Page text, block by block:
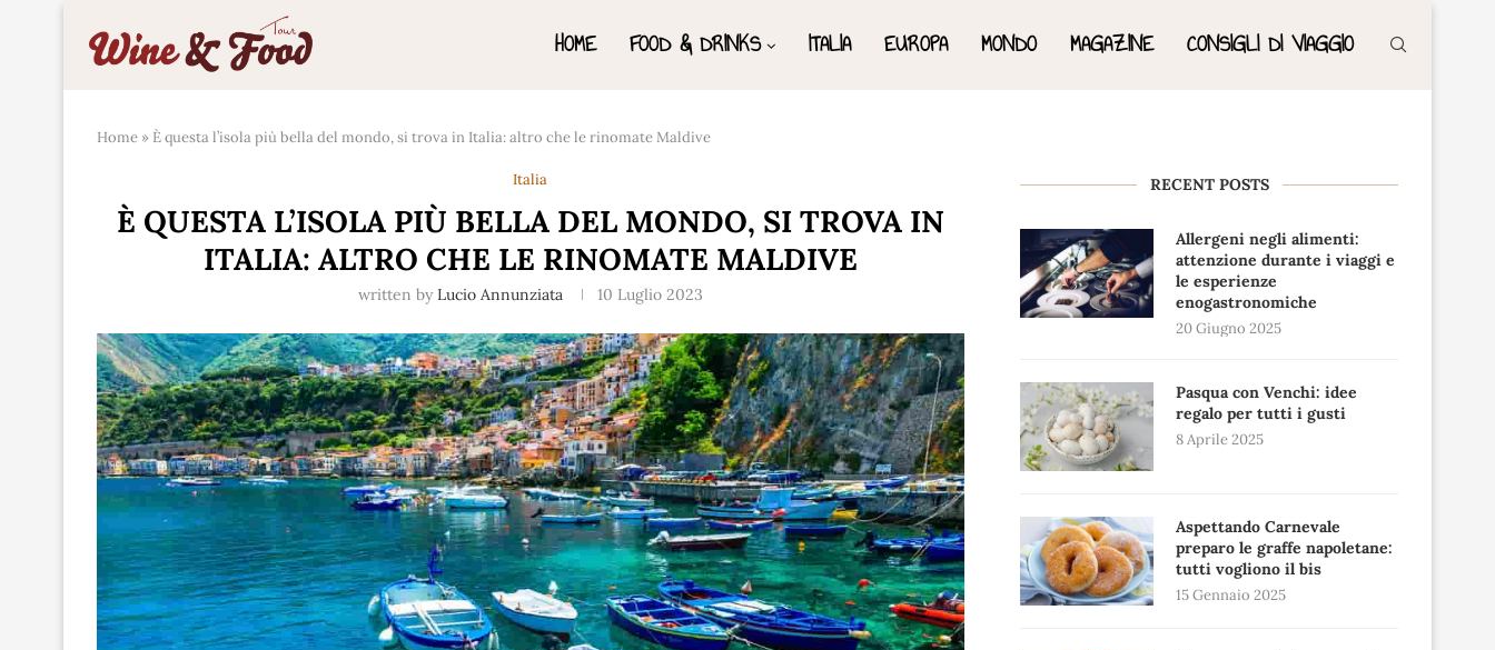
HOME FOOD & DRINKS ITALIA EUROPA MONDO MAGAZINE CONSIGLI DI VIAGGIO
Home » È questa l’isola più bella del mondo, si trova in Italia: altro che le rinomate Maldive
Italia
È QUESTA L’ISOLA PIÙ BELLA DEL MONDO, SI TROVA IN
ITALIA: ALTRO CHE LE RINOMATE MALDIVE
written by Lucio Annunziata 10 Luglio 2023
RECENT POSTS
Allergeni negli alimenti:
attenzione durante i viaggi e
le esperienze
enogastronomiche
20 Giugno 2025
Pasqua con Venchi: idee
regalo per tutti i gusti
8 Aprile 2025
Aspettando Carnevale
preparo le graffe napoletane:
tutti vogliono il bis
15 Gennaio 2025